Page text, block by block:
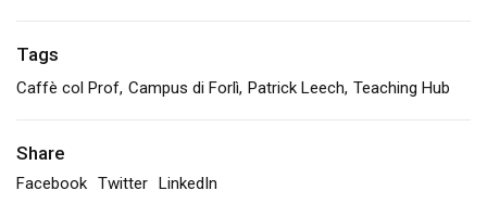
Tags
Caffè col Prof Campus di Forlì Patrick Leech Teaching Hub
Share
Facebook Twitter LinkedIn